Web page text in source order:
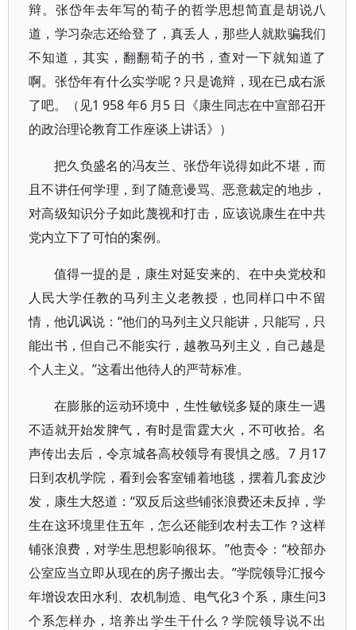
辩。张岱年去年写的荀子的哲学思想简直是胡说八
道，学习杂志还给登了，真丢人，那些人就欺骗我们
不知道，其实，翻翻荀子的书，查对一下就知道了
啊。张岱年有什么实学呢？只是诡辩，现在已成右派
了吧。（见1 958 年6 月5 日《康生同志在中宣部召开
的政治理论教育工作座谈上讲话》）
把久负盛名的冯友兰、张岱年说得如此不堪，而
且不讲任何学理，到了随意谩骂、恶意裁定的地步，
对高级知识分子如此蔑视和打击，应该说康生在中共
党内立下了可怕的案例。
值得一提的是，康生对延安来的、在中央党校和
人民大学任教的马列主义老教授，也同样口中不留
情，他讥讽说：“他们的马列主义只能讲，只能写，只
能出书，但自己不能实行，越教马列主义，自己越是
个人主义。”这看出他待人的严苛标准。
在膨胀的运动环境中，生性敏锐多疑的康生一遇
不适就开始发脾气，有时是雷霆大火，不可收拾。名
声传出去后，令京城各高校领导有畏惧之感。7 月17
日到农机学院，看到会客室铺着地毯，摆着几套皮沙
发，康生大怒道：“双反后这些铺张浪费还未反掉，学
生在这环境里住五年，怎么还能到农村去工作？这样
铺张浪费，对学生思想影响很坏。”他责令：“校部办
公室应当立即从现在的房子搬出去。”学院领导汇报今
年增设农田水利、农机制造、电气化3 个系，康生问3
个系怎样办，培养出学生干什么？学院领导说不出